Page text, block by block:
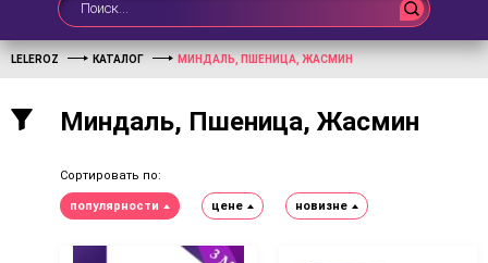
LELEROZ КАТАЛОГ МИНДАЛЬ, ПШЕНИЦА, ЖАСМИН
Миндаль, Пшеница, Жасмин
Сортировать по:
популярности цене новизне